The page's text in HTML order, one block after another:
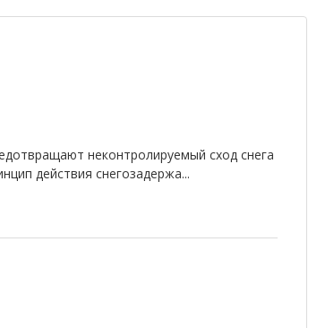
неконтролируемый сход снега
действия снегозадержа...